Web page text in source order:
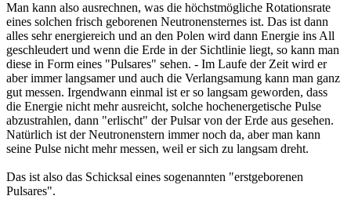
Man kann also ausrechnen, was die höchstmögliche Rotationsrate
eines solchen frisch geborenen Neutronensternes ist. Das ist dann
alles sehr energiereich und an den Polen wird dann Energie ins All
geschleudert und wenn die Erde in der Sichtlinie liegt, so kann man
diese in Form eines "Pulsares" sehen. - Im Laufe der Zeit wird er
aber immer langsamer und auch die Verlangsamung kann man ganz
gut messen. Irgendwann einmal ist er so langsam geworden, dass
die Energie nicht mehr ausreicht, solche hochenergetische Pulse
abzustrahlen, dann "erlischt" der Pulsar von der Erde aus gesehen.
Natürlich ist der Neutronenstern immer noch da, aber man kann
seine Pulse nicht mehr messen, weil er sich zu langsam dreht.
Das ist also das Schicksal eines sogenannten "erstgeborenen
Pulsares".